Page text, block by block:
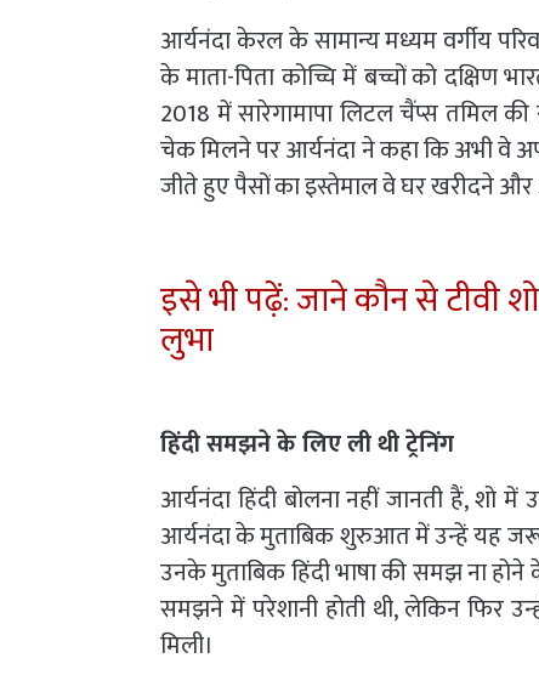
आर्यनंदा केरल के सामान्य मध्यम वर्गीय
के माता-पिता कोच्चि में बच्चों को दक्षिण
2018 में सारेगामापा लिटल चैंप्स तमिल
चेक मिलने पर आर्यनंदा ने कहा कि अभी वे
जीते हुए पैसों का इस्तेमाल वे घर खरीदने और
इसे भी पढ़ें: जाने कौन से टीवी
लुभा
हिंदी समझने के लिए ली थी ट्रेनिंग
आर्यनंदा हिंदी बोलना नहीं जानती हैं, शो
आर्यनंदा के मुताबिक शुरुआत में उन्‍हें यह
उनके मुताबिक हिंदी भाषा की समझ ना
समझने में परेशानी होती थी, लेकिन फिर
मिली।